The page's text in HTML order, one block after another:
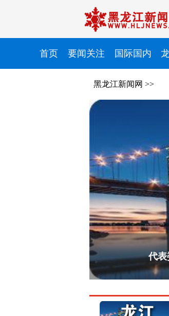
首页 要闻关注 国际国内
黑龙江新闻网 >>
代表